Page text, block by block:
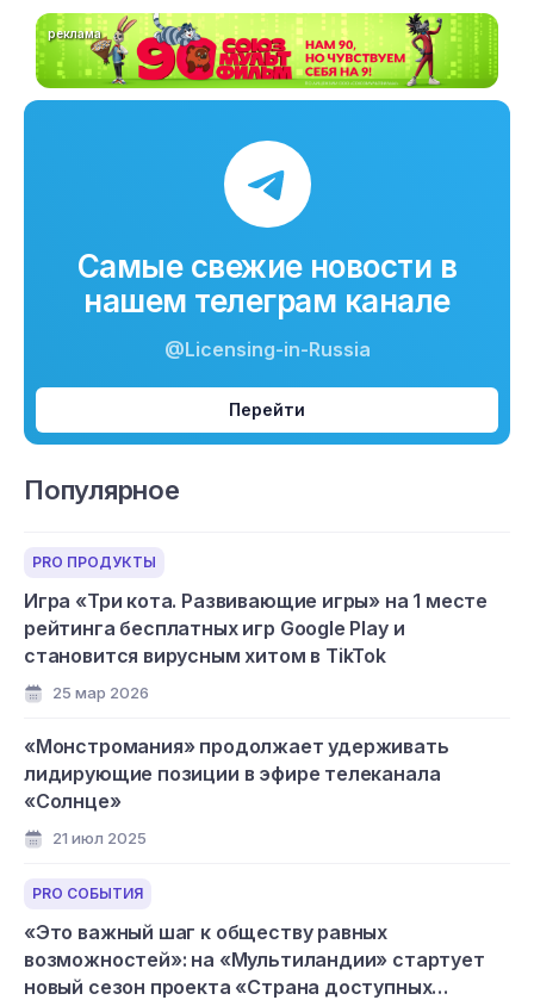
реклама
Самые свежие новости в
нашем телеграм канале
@Licensing-in-Russia
Перейти
Популярное
PRO ПРОДУКТЫ
Игра «Три кота. Развивающие игры» на 1 месте
рейтинга бесплатных игр Google Play и
становится вирусным хитом в TikTok
25 мар 2026
«Монстромания» продолжает удерживать
лидирующие позиции в эфире телеканала
«Солнце»
21 июл 2025
PRO СОБЫТИЯ
«Это важный шаг к обществу равных
возможностей»: на «Мультиландии» стартует
новый сезон проекта «Страна доступных